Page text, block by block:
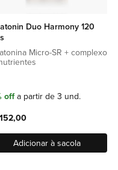
Duo Harmony 120
Micro-SR + complexo
offa partir de 3 und.
Adicionar à sacola